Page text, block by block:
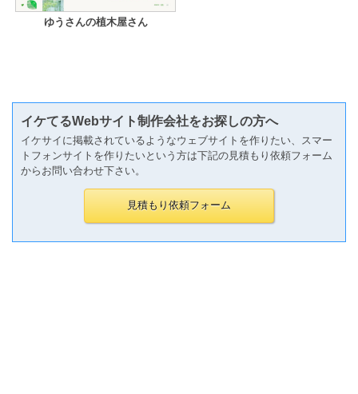
ゆうさんの植木屋さん
イケてるWebサイト制作会社をお探しの方へ
イケサイに掲載されているようなウェブサイトを作りたい、スマー
トフォンサイトを作りたいという方は下記の見積もり依頼フォーム
からお問い合わせ下さい。